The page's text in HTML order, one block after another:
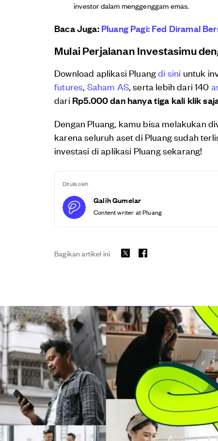
investor dalam menggenggam emas.
Baca Juga:Pluang Pagi: Fed Diramal
Mulai Perjalanan Investasimu
Download aplikasi Pluangdi sini untuk
futures, Saham AS, serta lebih dari 140
dari Rp5.000 dan hanya tiga kali klik
Dengan Pluang, kamu bisa melakukan
karena seluruh aset di Pluang sudah
investasi di aplikasi Pluang sekarang!
Ditulis oleh
Galih Gumelar
Content writer at Pluang
Bagikan artikel ini